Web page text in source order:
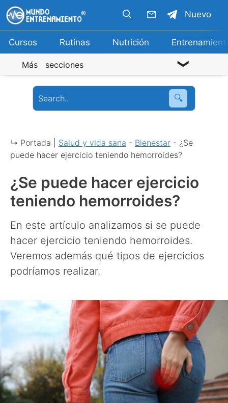
Saltar
al
contenido
Cursos Rutinas Nutrición
Nuevo
Más secciones
🔍
↳ Portada | Salud y vida sana - Bienestar - ¿Se
puede hacer ejercicio teniendo hemorroides?
¿Se puede hacer ejercicio
teniendo hemorroides?
En este artículo analizamos si se puede
hacer ejercicio teniendo hemorroides.
Veremos además qué tipos de ejercicios
podríamos realizar.